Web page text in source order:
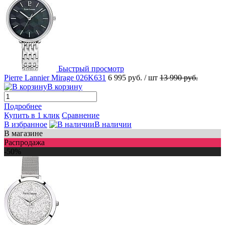
Быстрый просмотр
Pierre Lannier Mirage 026K631 6 995 руб. / шт 13 990 руб.
В корзину
Подробнее
Купить в 1 клик Сравнение
В избранное
В наличии
В магазине
Распродажа
-50%